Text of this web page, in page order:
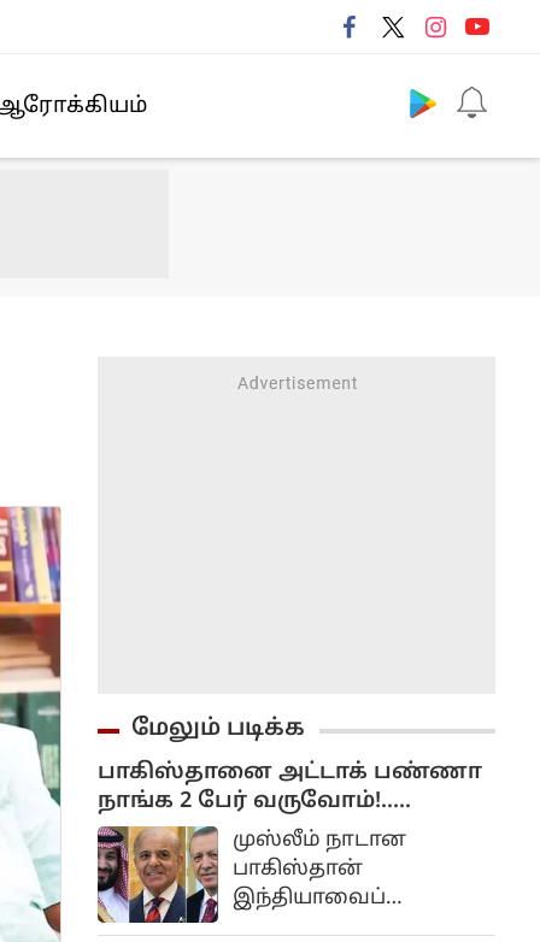
மேலும் படிக்க
பாகிஸ்தானை அட்டாக் பண்ணா
நாங்க 2 பேர் வருவோம்!..
துருக்கி, சவூதி அரேபியா
அறிவிப்பு...
முஸ்லீம் நாடான
பாகிஸ்தான்
இந்தியாவைப்